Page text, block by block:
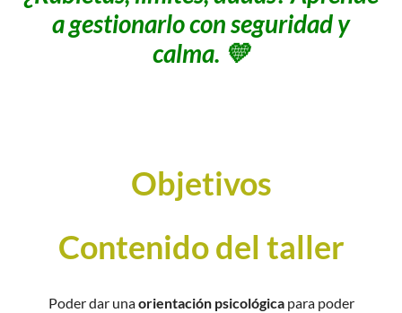
a gestionarlo con seguridad y
calma. 💛
Objetivos
Contenido del taller
Poder dar unaorientación psicológicapara poder